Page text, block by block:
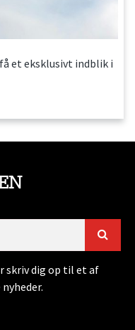
et eksklusivt indblik i
skriv dig op til et af